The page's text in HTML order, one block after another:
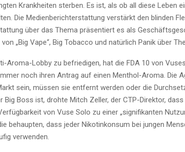
Krankheiten sterben. Es ist, als ob all diese Leben
Die Medienberichterstattung verstärkt den blinden
über das Thema präsentiert es als
„Big Vape“, Big Tobacco und natürlich Panik über
Aroma-Lobby zu befriedigen, hat die FDA 10 von
noch ihren Antrag auf einen Menthol-Aroma. Die
sein, müssen sie entfernt werden oder die
Big Boss ist, drohte Mitch Zeller, der CTP-Direktor,
von Vuse Solo zu einer „signifikanten
behaupten, dass jeder Nikotinkonsum bei jungen
verwenden.